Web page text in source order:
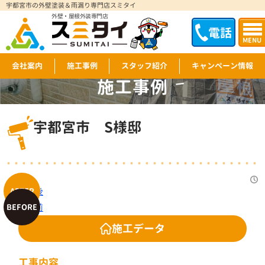
電話 MENU
宇都宮市の外壁塗装＆雨漏り専門店スミタイ
外壁・屋根外装専門店
会社案内 施工事例 スタッフ紹介 キャンペーン情報
施工事例
WORKS
宇都宮市 S様邸
施工データ
工事内容